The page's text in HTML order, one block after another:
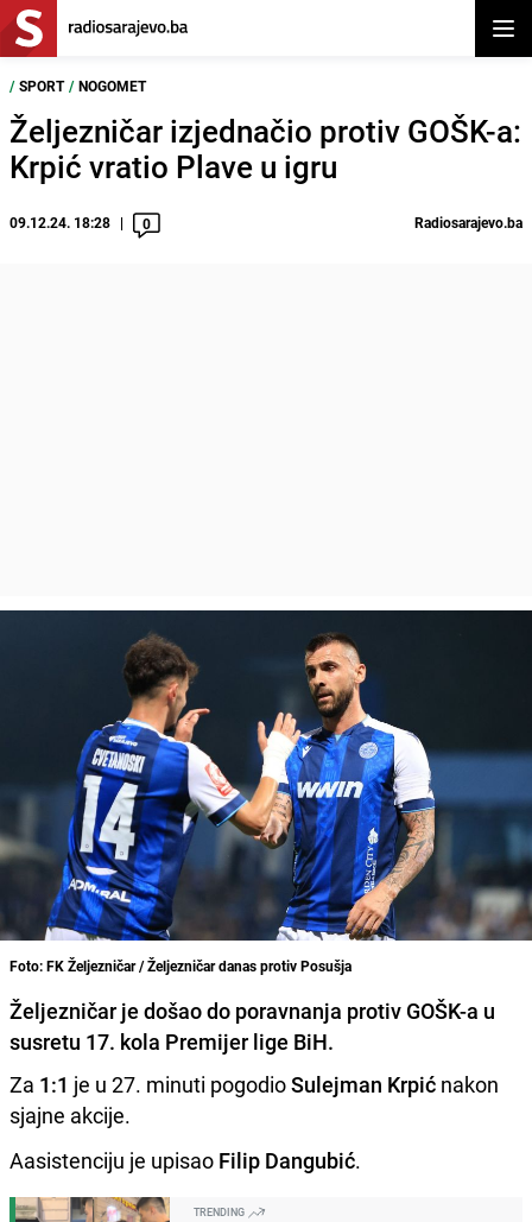
/ SPORT / NOGOMET
Željezničar izjednačio protiv GOŠK-a:
Krpić vratio Plave u igru
09.12.24. 18:28 0 Radiosarajevo.ba
Foto: FK Željezničar / Željezničar danas protiv Posušja
Željezničar je došao do poravnanja protiv GOŠK-a u
susretu 17. kola Premijer lige BiH.
Za 1:1 je u 27. minuti pogodioSulejman Krpić nakon
sjajne akcije.
Aasistenciju je upisao Filip Dangubić.
TRENDING